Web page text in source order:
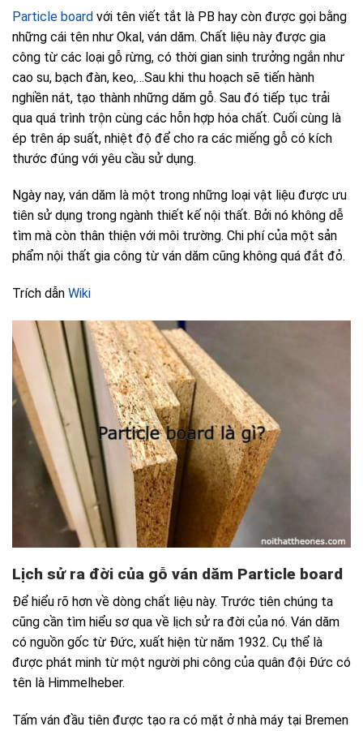
Particle board với tên viết tắt là PB hay còn được gọi bằng
những cái tên như Okal, ván dăm. Chất liệu này được gia
công từ các loại gỗ rừng, có thời gian sinh trưởng ngắn như
cao su, bạch đàn, keo,…Sau khi thu hoạch sẽ tiến hành
nghiền nát, tạo thành những dăm gỗ. Sau đó tiếp tục trải
qua quá trình trộn cùng các hỗn hợp hóa chất. Cuối cùng là
ép trên áp suất, nhiệt độ để cho ra các miếng gỗ có kích
thước đúng với yêu cầu sử dụng.
Ngày nay, ván dăm là một trong những loại vật liệu được ưu
tiên sử dụng trong ngành thiết kế nội thất. Bởi nó không dễ
tìm mà còn thân thiện với môi trường. Chi phí của một sản
phẩm nội thất gia công từ ván dăm cũng không quá đắt đỏ.
Trích dẫn Wiki
Lịch sử ra đời của gỗ ván dăm Particle board
Để hiểu rõ hơn về dòng chất liệu này. Trước tiên chúng ta
cũng cần tìm hiểu sơ qua về lịch sử ra đời của nó. Ván dăm
có nguồn gốc từ Đức, xuất hiện từ năm 1932. Cụ thể là
được phát minh từ một người phi công của quân đội Đức có
tên là Himmelheber.
Tấm ván đầu tiên được tạo ra có mặt ở nhà máy tại Bremen